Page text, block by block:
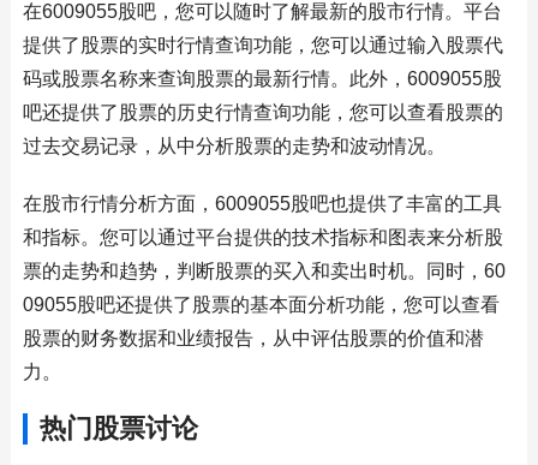
在6009055股吧，您可以随时了解最新的股市行情。平台
提供了股票的实时行情查询功能，您可以通过输入股票代
码或股票名称来查询股票的最新行情。此外，6009055股
吧还提供了股票的历史行情查询功能，您可以查看股票的
过去交易记录，从中分析股票的走势和波动情况。
在股市行情分析方面，6009055股吧也提供了丰富的工具
和指标。您可以通过平台提供的技术指标和图表来分析股
票的走势和趋势，判断股票的买入和卖出时机。同时，60
09055股吧还提供了股票的基本面分析功能，您可以查看
股票的财务数据和业绩报告，从中评估股票的价值和潜
力。
热门股票讨论